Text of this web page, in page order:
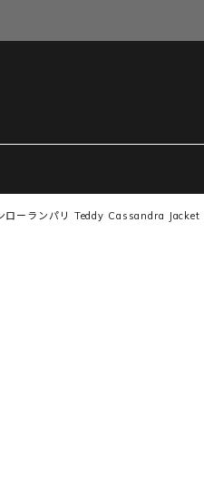
ローランパリ Teddy Cassandra Jacket